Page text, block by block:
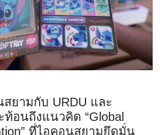
ยามกับ URDU และ
ท้อนถึงแนวคิด “Global
ที่ไอคอนสยามยึดมั่น